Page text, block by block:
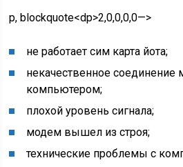
p, blockquote<dp>2,0,0,0,0—>
не работает сим карта йота;
некачественное соединение
компьютером;
плохой уровень сигнала;
модем вышел из строя;
технические проблемы с